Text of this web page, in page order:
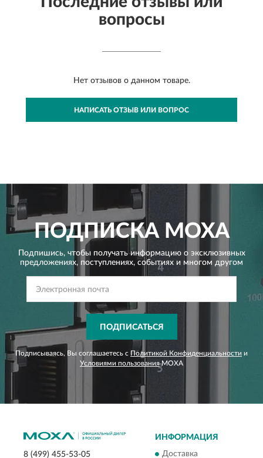
вопросы
Нет отзывов о данном товаре.
НАПИСАТЬ ОТЗЫВ ИЛИ ВОПРОС
ПОДПИСКАMOXA
Подпишись, чтобы получать информацию о эксклюзивных
предложениях, поступлениях, событиях и многом другом
ПОДПИСАТЬСЯ
Подписываясь, Вы соглашаетесь с Политикой Конфиденциальности и
Условиями пользованияMOXA
8 (499) 455-53-05
ИНФОРМАЦИЯ
Доставка